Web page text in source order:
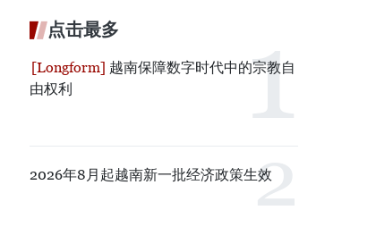
点击最多
越南保障数字时代中的宗教自
由权利
2026年8月起越南新一批经济政策生效